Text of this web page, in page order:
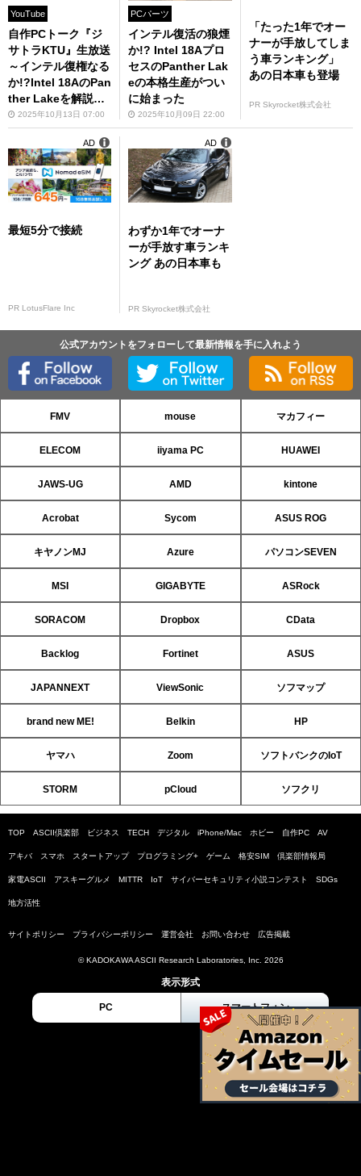
YouTube
自作PCトーク『ジ
サトラKTU』生放送
～インテル復権なる
か!?Intel 18AのPan
ther Lakeを解説：I
ntel Tech Tour 202
5レポート～
2025年10月13日 07:00
PCパーツ
インテル復活の狼煙
か!? Intel 18Aプロ
セスのPanther Lak
eの本格生産がつい
に始まった
2025年10月09日 22:00
「たった1年でオー
ナーが手放してしま
う車ランキング」
あの日本車も登場
PR Skyrocket株式会社
最短5分で接続
PR LotusFlare Inc
AD
わずか1年でオーナ
ーが手放す車ランキ
ング あの日本車も
PR Skyrocket株式会社
AD
公式アカウントをフォローして最新情報を手に入れよう
FMV mouse マカフィー
ELECOM iiyama PC HUAWEI
JAWS-UG AMD kintone
Acrobat Sycom ASUS ROG
キヤノンMJ Azure パソコンSEVEN
MSI GIGABYTE ASRock
SORACOM Dropbox CData
Backlog Fortinet ASUS
JAPANNEXT ViewSonic ソフマップ
brand new ME! Belkin HP
ヤマハ Zoom ソフトバンクのIoT
STORM pCloud ソフクリ
TOP ASCII倶楽部 ビジネス TECH デジタル iPhone/Mac ホビー 自作PC AV
アキバ スマホ スタートアップ プログラミング+ ゲーム 格安SIM 倶楽部情報局
家電ASCII アスキーグルメ MITTR IoT サイバーセキュリティ小説コンテスト SDGs
地方活性
サイトポリシー プライバシーポリシー 運営会社 お問い合わせ 広告掲載
© KADOKAWA ASCII Research Laboratories, Inc. 2026
表示形式
PC スマートフォン